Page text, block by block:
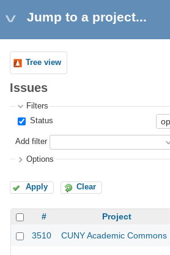
Jump to a project...
Tree view
Issues
Filters
Status
Add filter
Options
Apply Clear
# Project
3510
CUNY Academic Commons